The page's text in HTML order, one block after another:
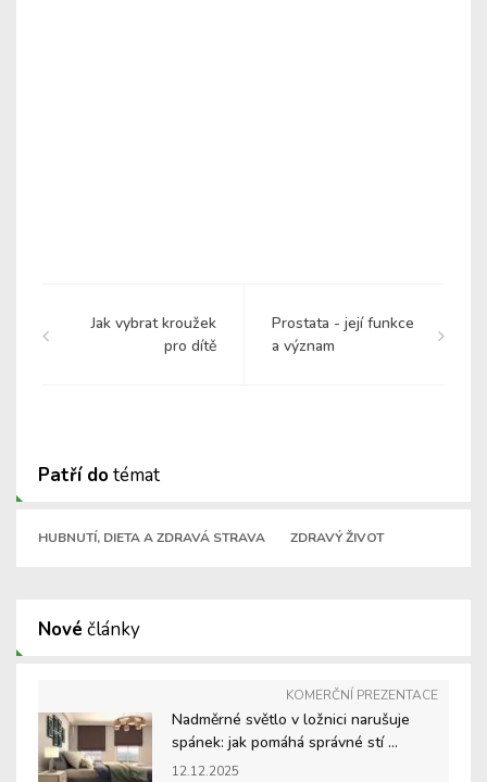
Jak vybrat kroužek
pro dítě
Prostata - její funkce
a význam
Patří dotémat
HUBNUTÍ, DIETA A ZDRAVÁ STRAVA ZDRAVÝ ŽIVOT
Nové články
KOMERČNÍ PREZENTACE
Nadměrné světlo v ložnici narušuje
spánek: jak pomáhá správné stí ...
12.12.2025